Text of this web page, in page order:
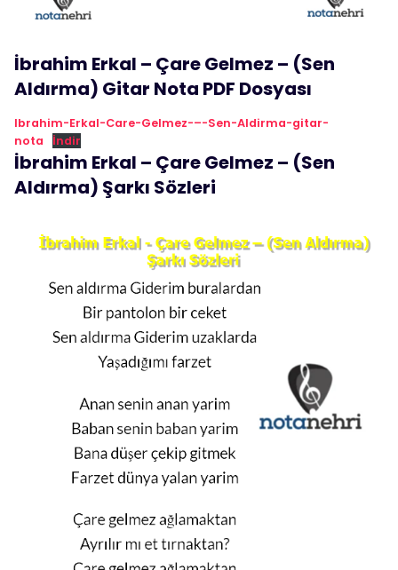
İbrahim Erkal – Çare Gelmez – (Sen
Aldırma) Gitar Nota PDF Dosyası
Ibrahim-Erkal-Care-Gelmez-–-Sen-Aldirma-gitar-
nota
İndir
İbrahim Erkal – Çare Gelmez – (Sen
Aldırma) Şarkı Sözleri